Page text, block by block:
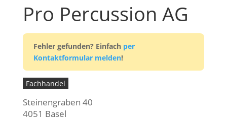
Pro Percussion AG
Fehler gefunden? Einfach per
Kontaktformular melden!
Fachhandel
Steinengraben 40
4051 Basel